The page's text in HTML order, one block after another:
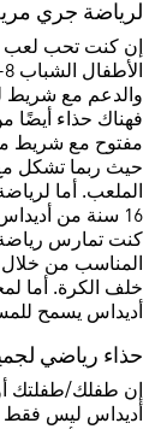
لرياضة جري
إن كنت تحب لعب
والدعم مع شريط
فهناك حذاء
مفتوح مع شريط
حيث ربما تشكل
16 سنة من
كنت تمارس رياضة
المناسب من
خلف الكرة. أما
أديداس يسمح
حذاء رياضي
إن طفلك/طفلتك أو
أديداس ليس فقط